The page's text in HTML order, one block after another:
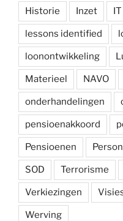
Historie Inzet IT
lessons identified
loonontwikkeling
Materieel NAVO
onderhandelingen
pensioenakkoord
Pensioenen
SOD Terrorisme
Verkiezingen
Werving